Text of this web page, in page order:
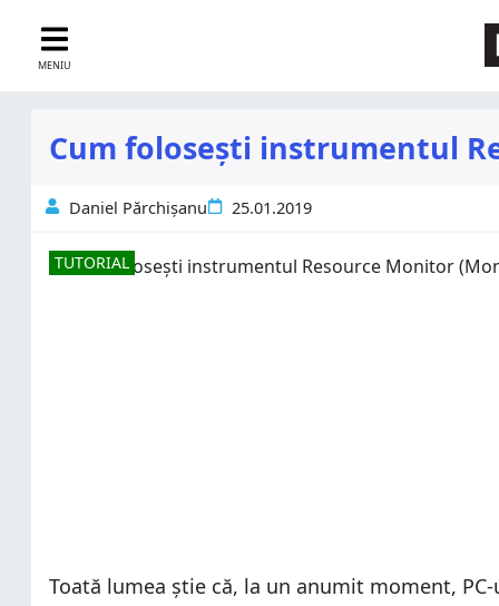
MENIU
Cum folosești instrumentul
Daniel Părchișanu 25.01.2019
TUTORIAL
Toată lumea știe că, la un anumit moment,